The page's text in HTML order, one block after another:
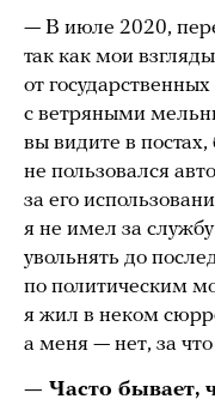
— В июле 2020,
так как мои
от
с ветряными
вы видите в
не пользовался
за его
я не имел за
увольнять до
по политическим
я жил в неком
а меня — нет, за
— Часто бывает,